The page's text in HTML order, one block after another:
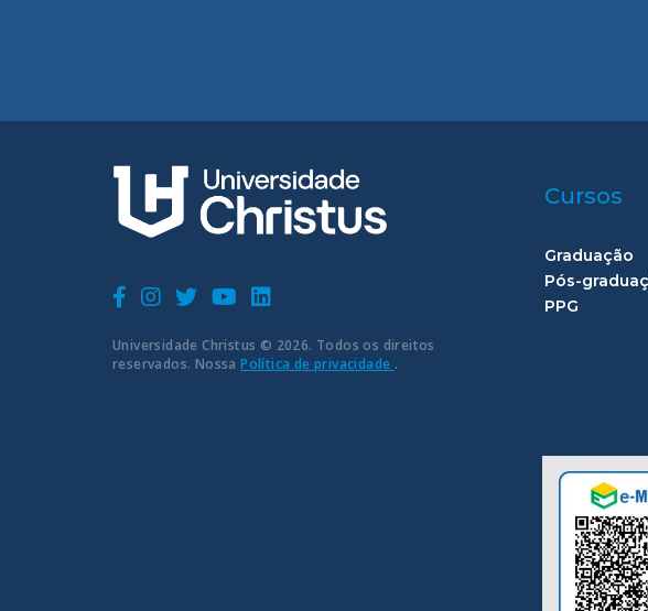
Universidade Christus © 2026. Todos os direitos
reservados. NossaPolítica de privacidade .
Cursos
Graduação
Pós-
PPG